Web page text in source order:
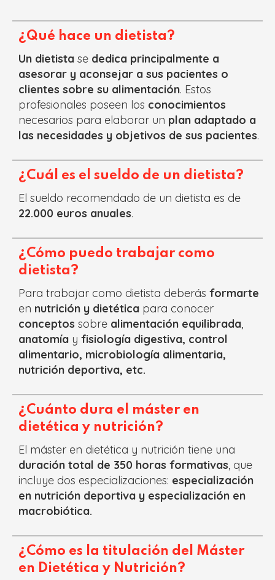
¿Qué hace un dietista?
Un dietista se dedica principalmente a
asesorar y aconsejar a sus pacientes o
clientes sobre su alimentación. Estos
profesionales poseen los conocimientos
necesarios para elaborar un plan adaptado a
las necesidades y objetivos de sus pacientes.
¿Cuál es el sueldo de un dietista?
El sueldo recomendado de un dietista es de
22.000 euros anuales.
¿Cómo puedo trabajar como
dietista?
Para trabajar como dietista deberás formarte
en nutrición y dietética para conocer
conceptos sobre alimentación equilibrada,
anatomía y fisiología digestiva, control
alimentario, microbiología alimentaria,
nutrición deportiva, etc.
¿Cuánto dura el máster en
dietética y nutrición?
El máster en dietética y nutrición tiene una
duración total de 350 horas formativas, que
incluye dos especializaciones: especialización
en nutrición deportiva y especialización en
macrobiótica.
¿Cómo es la titulación del Máster
en Dietética y Nutrición?